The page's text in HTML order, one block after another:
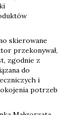
skierowane
przekonywał,
zgodnie z
do
i
potrzeb